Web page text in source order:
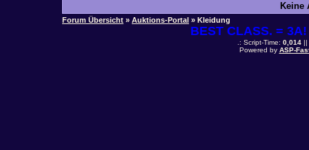
Keine
Forum Übersicht » Auktions-Portal » Kleidung
BEST CLASS. =
.: Script-Time: 0,014 ||
Powered by ASP-